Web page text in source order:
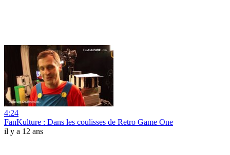
4:24
FanKulture : Dans les coulisses de Retro Game One
il y a 12 ans